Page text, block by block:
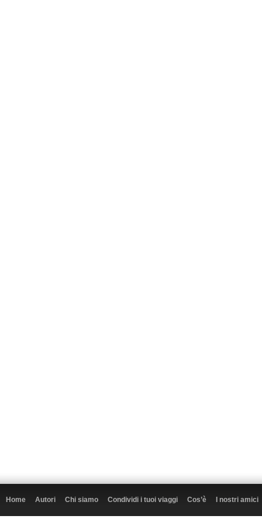
Home Autori Chi siamo Condividi i tuoi viaggi Cos’è I nostri amici